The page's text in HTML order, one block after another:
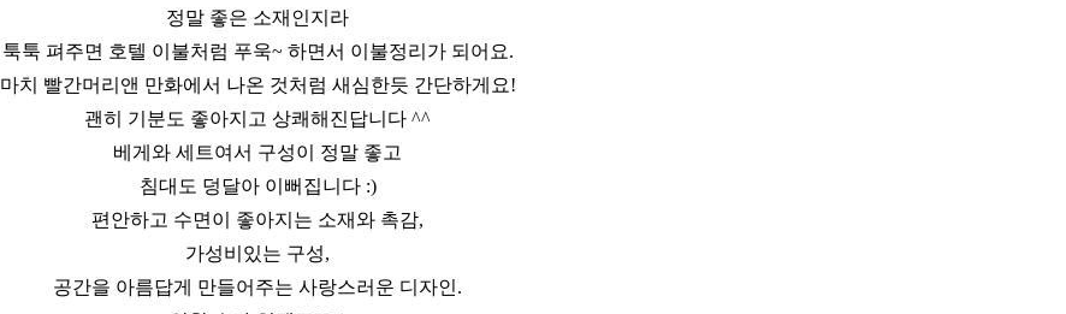
정말 좋은 소재인지라
툭툭 펴주면 호텔 이불처럼 푸욱~ 하면서 이불정리가 되어요.
마치 빨간머리앤 만화에서 나온 것처럼 새심한듯 간단하게요!
괜히 기분도 좋아지고 상쾌해진답니다 ^^
베게와 세트여서 구성이 정말 좋고
침대도 덩달아 이뻐집니다 :)
편안하고 수면이 좋아지는 소재와 촉감,
가성비있는 구성,
공간을 아름답게 만들어주는 사랑스러운 디자인.